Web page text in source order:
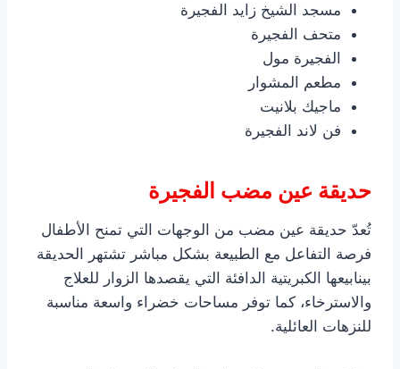
مسجد الشيخ زايد الفجيرة
متحف الفجيرة
الفجيرة مول
مطعم المشوار
ماجيك بلانيت
فن لاند الفجيرة
حديقة عين مضب الفجيرة
تُعدّ حديقة عين مضب من الوجهات التي تمنح الأطفال
فرصة التفاعل مع الطبيعة بشكل مباشر تشتهر الحديقة
بينابيعها الكبريتية الدافئة التي يقصدها الزوار للعلاج
والاسترخاء، كما توفر مساحات خضراء واسعة مناسبة
للنزهات العائلية.